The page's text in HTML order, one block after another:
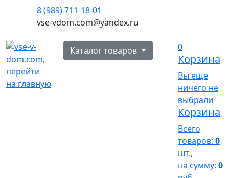
8 (989) 711-18-01
vse-vdom.com@yandex.ru
Каталог товаров 0
Корзина
Вы еще
ничего не
выбрали
Корзина
Всего
товаров: 0
шт.,
на сумму: 0